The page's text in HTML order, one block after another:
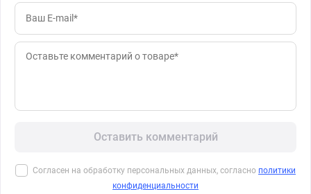
Оставить комментарий
Согласен на обработку персональных данных, согласно политики
конфиденциальности